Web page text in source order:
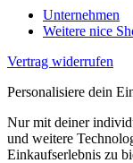
Unternehmen
Weitere nice
Vertrag widerrufen
Personalisiere dein
Nur mit deiner
und weitere
Einkaufserlebnis zu